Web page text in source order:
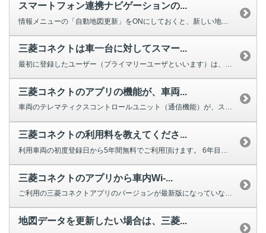
スマートフォン連携ナビゲーションの...
三菱コネクトは車一台に対してスマー...
最初に登録したユーザー（プライマリーユーザといいます）は、最大３名のユーザ...
三菱コネクトのアプリの機能が、車両...
車両のテレマティクスコントロールユニット（通信機能）が、スリープ状態（電力...
三菱コネクトの利用料を教えてくださ...
利用車両の初度登録日から5年間無料でご利用頂けます。 6年目以降は7,9...
三菱コネクトのアプリから車内Wi-...
ご利用の三菱コネクトアプリのバージョンが最新版になっていない可能性が考えら...
地図データを更新したい場合は、三菱...